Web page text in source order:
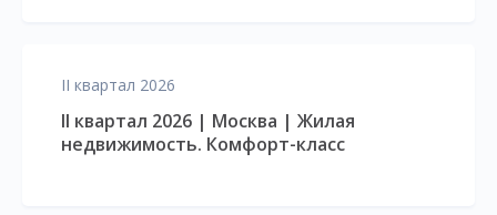
II квартал 2026
II квартал 2026 | Москва | Жилая
недвижимость. Комфорт-класс